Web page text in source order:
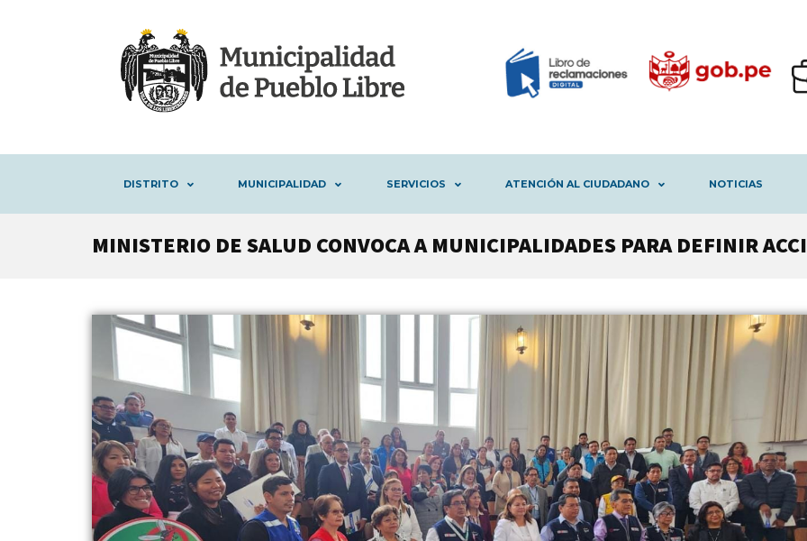
DISTRITO MUNICIPALIDAD SERVICIOS ATENCIÓN AL CIUDADANO NOTICIAS
MINISTERIO DE SALUD CONVOCA A MUNICIPALIDADES PARA DEFINIR